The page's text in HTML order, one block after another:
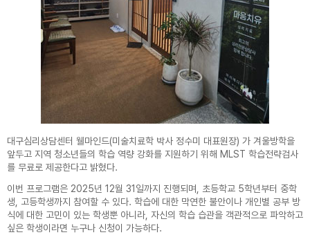
대구심리상담센터 웰마인드(미술치료학 박사 정수미 대표원장) 가 겨울방학을
앞두고 지역 청소년들의 학습 역량 강화를 지원하기 위해 MLST 학습전략검사
를 무료로 제공한다고 밝혔다.
이번 프로그램은 2025년 12월 31일까지 진행되며, 초등학교 5학년부터 중학
생, 고등학생까지 참여할 수 있다. 학습에 대한 막연한 불안이나 개인별 공부 방
식에 대한 고민이 있는 학생뿐 아니라, 자신의 학습 습관을 객관적으로 파악하고
싶은 학생이라면 누구나 신청이 가능하다.